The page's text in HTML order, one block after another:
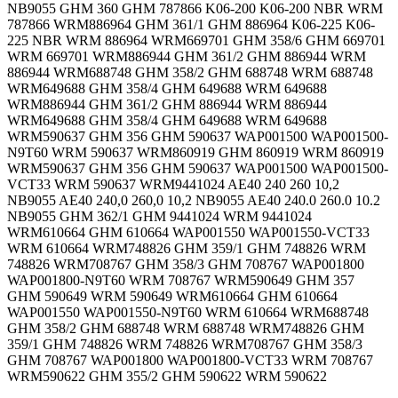
NB9055 GHM 360 GHM 787866 K06-200 K06-200 NBR WRM
787866 WRM886964 GHM 361/1 GHM 886964 K06-225 K06-
225 NBR WRM 886964 WRM669701 GHM 358/6 GHM 669701
WRM 669701 WRM886944 GHM 361/2 GHM 886944 WRM
886944 WRM688748 GHM 358/2 GHM 688748 WRM 688748
WRM649688 GHM 358/4 GHM 649688 WRM 649688
WRM886944 GHM 361/2 GHM 886944 WRM 886944
WRM649688 GHM 358/4 GHM 649688 WRM 649688
WRM590637 GHM 356 GHM 590637 WAP001500 WAP001500-
N9T60 WRM 590637 WRM860919 GHM 860919 WRM 860919
WRM590637 GHM 356 GHM 590637 WAP001500 WAP001500-
VCT33 WRM 590637 WRM9441024 AE40 240 260 10,2
NB9055 AE40 240,0 260,0 10,2 NB9055 AE40 240.0 260.0 10.2
NB9055 GHM 362/1 GHM 9441024 WRM 9441024
WRM610664 GHM 610664 WAP001550 WAP001550-VCT33
WRM 610664 WRM748826 GHM 359/1 GHM 748826 WRM
748826 WRM708767 GHM 358/3 GHM 708767 WAP001800
WAP001800-N9T60 WRM 708767 WRM590649 GHM 357
GHM 590649 WRM 590649 WRM610664 GHM 610664
WAP001550 WAP001550-N9T60 WRM 610664 WRM688748
GHM 358/2 GHM 688748 WRM 688748 WRM748826 GHM
359/1 GHM 748826 WRM 748826 WRM708767 GHM 358/3
GHM 708767 WAP001800 WAP001800-VCT33 WRM 708767
WRM590622 GHM 355/2 GHM 590622 WRM 590622